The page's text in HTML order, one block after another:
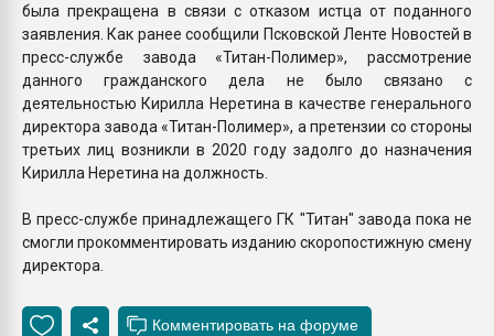
была прекращена в связи с отказом истца от поданного
заявления. Как ранее сообщили Псковской Ленте Новостей в
пресс-службе завода «Титан-Полимер», рассмотрение
данного гражданского дела не было связано с
деятельностью Кирилла Неретина в качестве генерального
директора завода «Титан-Полимер», а претензии со стороны
третьих лиц возникли в 2020 году задолго до назначения
Кирилла Неретина на должность.
В пресс-службе принадлежащего ГК "Титан" завода пока не
смогли прокомментировать изданию скоропостижную смену
директора.